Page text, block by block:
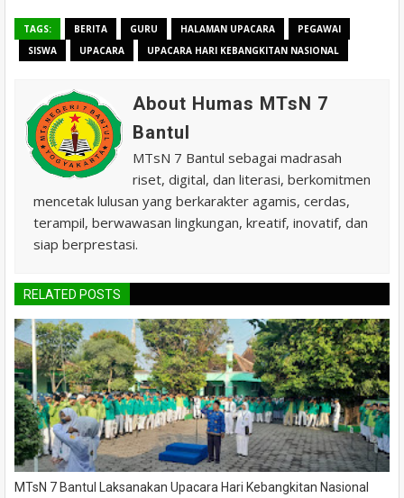
TAGS: BERITA GURU HALAMAN UPACARA
PEGAWAI
SISWA
UPACARA UPACARA HARI KEBANGKITAN NASIONAL
About Humas MTsN 7
Bantul
MTsN 7 Bantul sebagai madrasah
riset, digital, dan literasi, berkomitmen
mencetak lulusan yang berkarakter agamis, cerdas,
terampil, berwawasan lingkungan, kreatif, inovatif, dan
siap berprestasi.
RELATED POSTS
MTsN 7 Bantul Laksanakan Upacara Hari Kebangkitan Nasional